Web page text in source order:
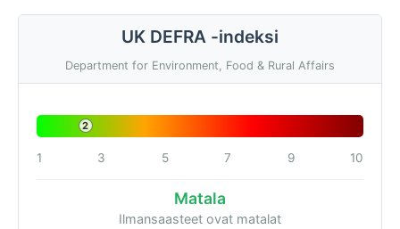
UK DEFRA -indeksi
Department for Environment, Food & Rural Affairs
2
1 3 5 7 9 10
Matala
Ilmansaasteet ovat matalat